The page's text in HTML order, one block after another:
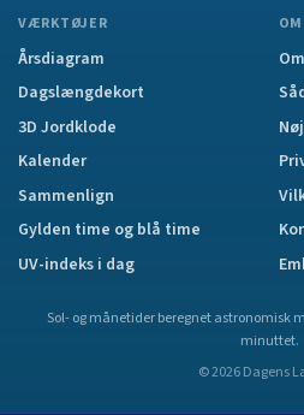
VÆRKTØJER
Årsdiagram
Dagslængdekort
3D Jordklode
Kalender
Sammenlign
Gylden time og blå time
UV-indeks i dag
Om
Sol- og månetider beregnet astronomisk
minuttet.
©2026 Dagens